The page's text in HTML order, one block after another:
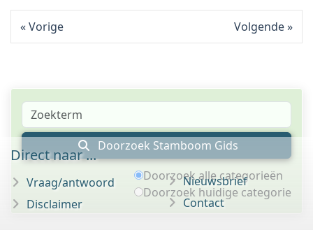
Vorige Volgende
Doorzoek Stamboom Gids
Doorzoek alle categorieën
Doorzoek huidige categorie
Direct naar ...
Vraag/antwoord
Disclaimer
Nieuwsbrief
Contact